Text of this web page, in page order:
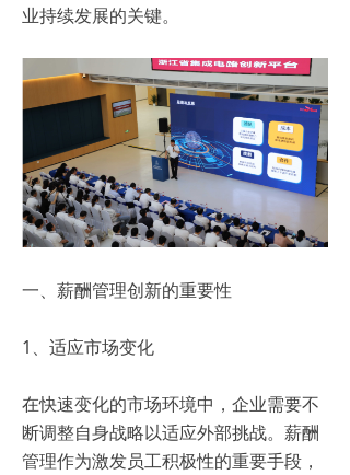
业持续发展的关键。
一、薪酬管理创新的重要性
1、适应市场变化
在快速变化的市场环境中，企业需要不
断调整自身战略以适应外部挑战。薪酬
管理作为激发员工积极性的重要手段，